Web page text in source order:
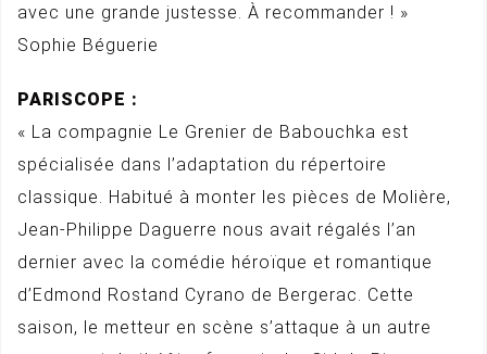
avec une grande justesse. À recommander ! »
Sophie Béguerie
PARISCOPE :
« La compagnie Le Grenier de Babouchka est
spécialisée dans l’adaptation du répertoire
classique. Habitué à monter les pièces de Molière,
Jean-Philippe Daguerre nous avait régalés l’an
dernier avec la comédie héroïque et romantique
d’Edmond Rostand Cyrano de Bergerac. Cette
saison, le metteur en scène s’attaque à un autre